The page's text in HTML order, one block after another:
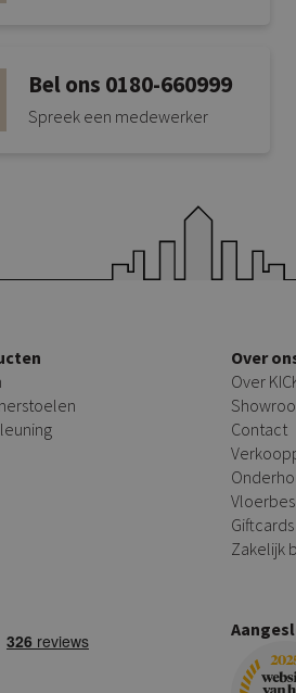
Bel ons 0180-660999
Spreek een medewerker
Over
Over
Contact
Giftcards
Zakelijk